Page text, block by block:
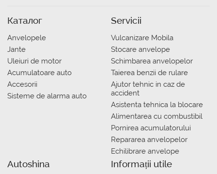
Каталог
Anvelopele
Jante
Uleiuri de motor
Acumulatoare auto
Accesorii
Sisteme de alarma auto
Servicii
Vulcanizare Mobila
Stocare anvelope
Schimbarea anvelopelor
Taierea benzii de rulare
Ajutor tehnic in caz de
accident
Asistenta tehnica la blocare
Alimentarea cu combustibil
Pornirea acumulatorului
Repararea anvelopelor
Echilibrare anvelope
Autoshina Informații utile